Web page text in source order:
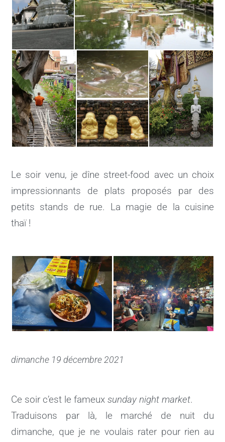
Le soir venu, je dîne street-food avec un choix
impressionnants de plats proposés par des
petits stands de rue. La magie de la cuisine
thaï !
dimanche 19 décembre 2021
Ce soir c’est le fameux sunday night market.
Traduisons par là, le marché de nuit du
dimanche, que je ne voulais rater pour rien au